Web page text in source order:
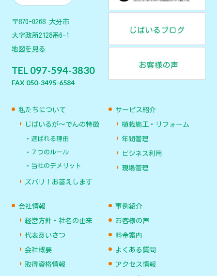
〒870-0268 大分市
大字政所2128番6-1
地図を見る
TEL 097-594-3830
FAX 050-3495-6584
私たちについて
じばいるが〜でんの特徴
選ばれる理由
７つのルール
当社のデメリット
ズバリ！お答えします
サービス紹介
植栽施工・リフォーム
年間管理
ビジネス利用
現場管理
会社情報
経営方針・社名の由来
代表あいさつ
会社概要
取得資格情報
事例紹介
お客様の声
料金案内
よくある質問
アクセス情報